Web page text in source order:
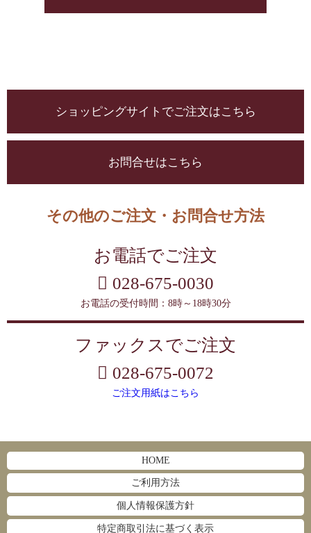
ショッピングサイトでご注文はこちら
お問合せはこちら
その他のご注文・お問合せ方法
お電話でご注文
028-675-0030
お電話の受付時間：8時～18時30分
ファックスでご注文
028-675-0072
ご注文用紙はこちら
HOME
ご利用方法
個人情報保護方針
特定商取引法に基づく表示